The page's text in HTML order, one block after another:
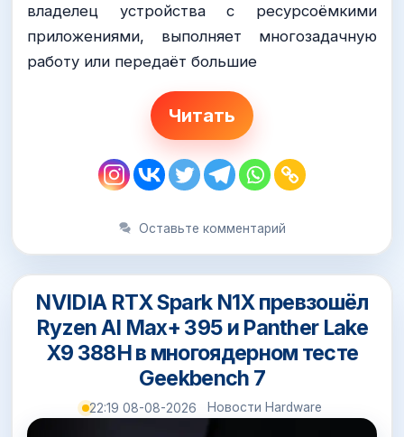
владелец устройства с ресурсоёмкими
приложениями, выполняет многозадачную
работу или передаёт большие
Читать
Оставьте комментарий
NVIDIA RTX Spark N1X превзошёл
Ryzen AI Max+ 395 и Panther Lake
X9 388H в многоядерном тесте
Geekbench 7
22:19 08-08-2026 Новости Hardware